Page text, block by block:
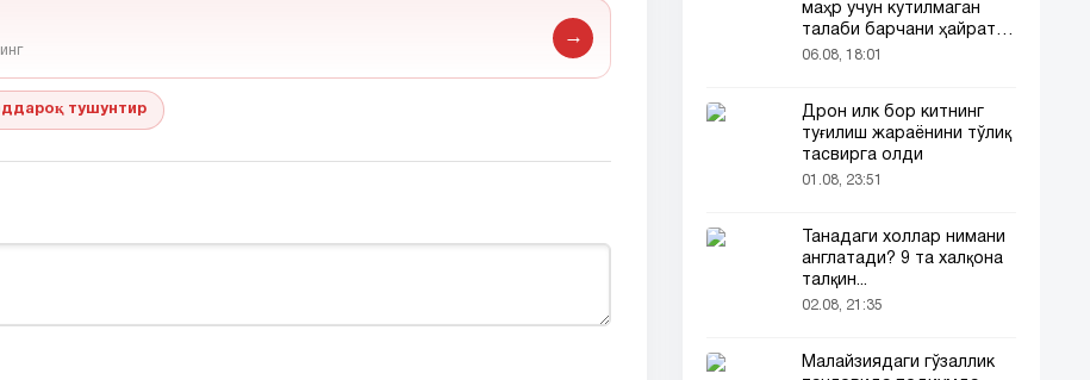
→
тушунтир
маҳр учун кутилмаган
талаби барчани ҳайратга
солди
06.08, 18:01
Дрон илк бор китнинг
туғилиш жараёнини тўлиқ
тасвирга олди
01.08, 23:51
Танадаги холлар нимани
англатади? 9 та халқона
талқин...
02.08, 21:35
Малайзиядаги гўзаллик